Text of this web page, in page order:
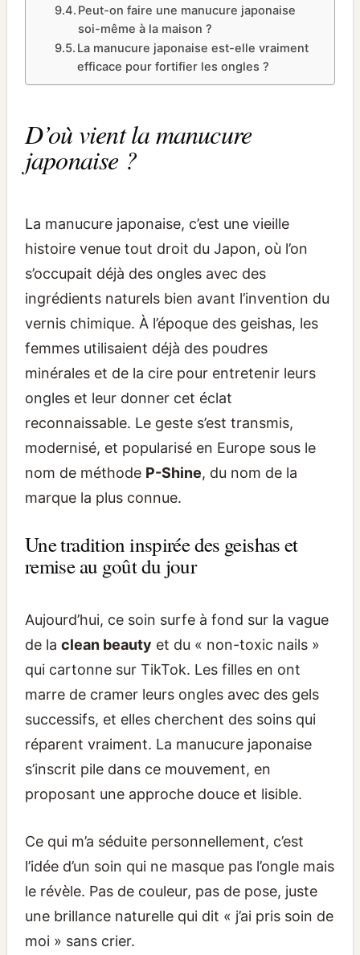
Peut-on faire une manucure japonaise
soi-même à la maison ?
La manucure japonaise est-elle vraiment
efficace pour fortifier les ongles ?
D’où vient la manucure
japonaise ?
La manucure japonaise, c’est une vieille
histoire venue tout droit du Japon, où l’on
s’occupait déjà des ongles avec des
ingrédients naturels bien avant l’invention du
vernis chimique. À l’époque des geishas, les
femmes utilisaient déjà des poudres
minérales et de la cire pour entretenir leurs
ongles et leur donner cet éclat
reconnaissable. Le geste s’est transmis,
modernisé, et popularisé en Europe sous le
nom de méthode P-Shine, du nom de la
marque la plus connue.
Une tradition inspirée des geishas et
remise au goût du jour
Aujourd’hui, ce soin surfe à fond sur la vague
de la clean beauty et du « non-toxic nails »
qui cartonne sur TikTok. Les filles en ont
marre de cramer leurs ongles avec des gels
successifs, et elles cherchent des soins qui
réparent vraiment. La manucure japonaise
s’inscrit pile dans ce mouvement, en
proposant une approche douce et lisible.
Ce qui m’a séduite personnellement, c’est
l’idée d’un soin qui ne masque pas l’ongle mais
le révèle. Pas de couleur, pas de pose, juste
une brillance naturelle qui dit « j’ai pris soin de
moi » sans crier.